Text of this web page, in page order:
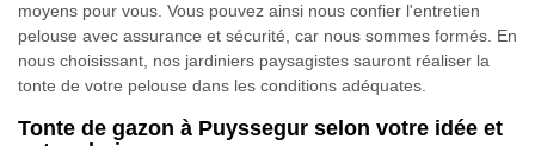
moyens pour vous. Vous pouvez ainsi nous confier l'entretien
pelouse avec assurance et sécurité, car nous sommes formés. En
nous choisissant, nos jardiniers paysagistes sauront réaliser la
tonte de votre pelouse dans les conditions adéquates.
Tonte de gazon à Puyssegur selon votre idée et